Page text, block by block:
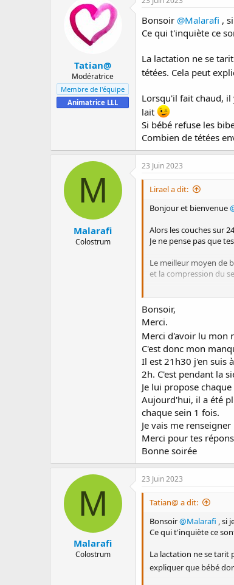
Tatian@
Modératrice
Membre de l'équipe
Animatrice LLL
Bonsoir @Malarafi ,
Ce qui t'inquiète ce
La lactation ne se
tétées. Cela peut
Lorsqu'il fait chaud, il
lait
Si bébé refuse les
Combien de tétées
M
Malarafi
Colostrum
23 Juin 2023
Lirael a dit:
Bonjour et bienvenue
Alors les couches sur
Je ne pense pas que
Le meilleur moyen de
et la compression du
Bonsoir,
Merci.
Merci d'avoir lu mon
C'est donc mon
Il est 21h30 j'en suis
2h. C'est pendant la
Je lui propose
Aujourd'hui, il a été
chaque sein 1 fois.
Je vais me
Merci pour tes
Bonne soirée
M
Malarafi
Colostrum
23 Juin 2023
Tatian@ a dit:
Bonsoir@Malarafi , si
Ce qui t'inquiète ce
La lactation ne se tarit
expliquer que bébé